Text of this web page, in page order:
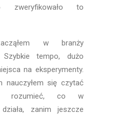
zweryfikowało to
w branży
Szybkie tempo, dużo
na eksperymenty.
nauczyłem się czytać
rozumieć, co w
zanim jeszcze